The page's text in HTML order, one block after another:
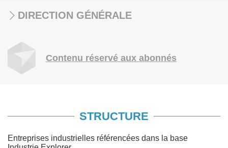
DIRECTION GÉNÉRALE
Contenu réservé aux abonnés
STRUCTURE
Entreprises industrielles référencées dans la base